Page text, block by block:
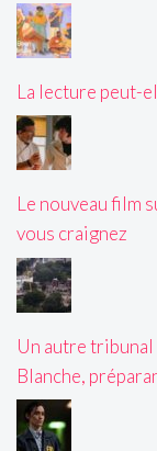
La lecture peut-
Le nouveau film
vous craignez
Un autre
Blanche,